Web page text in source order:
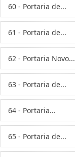
60 - Portaria de...
61 - Portaria de...
62 - Portaria Novo...
63 - Portaria de...
64 - Portaria...
65 - Portaria de...